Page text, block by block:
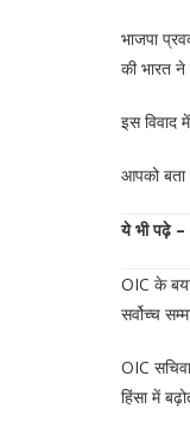
भाजपा
की भारत
इस विवाद
आपको बता
ये भी पढ़े –
OIC के
सर्वोच्च
OIC
हिंसा में